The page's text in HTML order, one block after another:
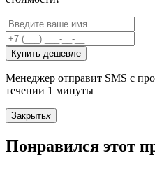
Купить дешевле
Менеджер отправит SMS с
течении 1 минуты
Закрытьx
Понравился этот